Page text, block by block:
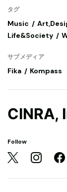
タグ
Music
Life&Society
サブメディア
Fika Kompass
CINRA,
Follow